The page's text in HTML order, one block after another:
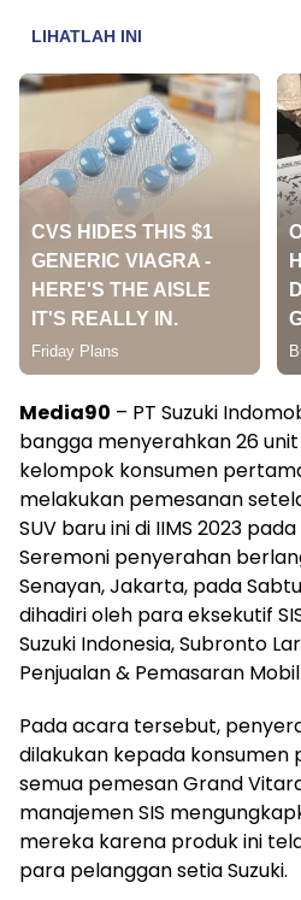
Media90 – PT Suzuki
bangga menyerahkan 26
kelompok konsumen
melakukan pemesanan
SUV baru ini di IIMS 2023
Seremoni penyerahan
Senayan, Jakarta, pada
dihadiri oleh para eksekutif
Suzuki Indonesia, Subronto
Penjualan & Pemasaran
Pada acara tersebut,
dilakukan kepada
semua pemesan Grand
manajemen SIS
mereka karena produk ini
para pelanggan setia Suzuki.